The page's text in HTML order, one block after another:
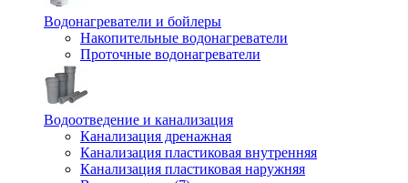
Водонагреватели и бойлеры
Накопительные водонагреватели
Проточные водонагреватели
Водоотведение и канализация
Канализация дренажная
Канализация пластиковая внутренняя
Канализация пластиковая наружняя